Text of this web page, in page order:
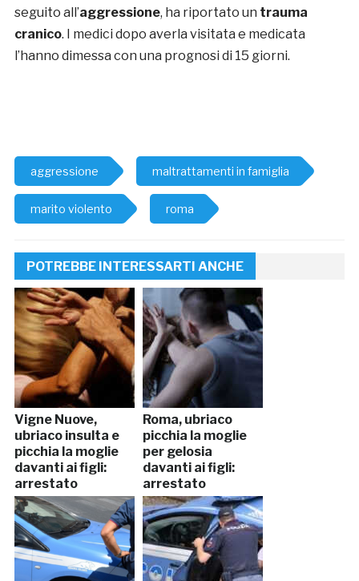
seguito all’aggressione, ha riportato un trauma
cranico. I medici dopo averla visitata e medicata
l’hanno dimessa con una prognosi di 15 giorni.
aggressione maltrattamenti in famiglia
marito violento roma
POTREBBE INTERESSARTI ANCHE
Vigne Nuove,
ubriaco insulta e
picchia la moglie
davanti ai figli:
arrestato
Roma, ubriaco
picchia la moglie
per gelosia
davanti ai figli:
arrestato